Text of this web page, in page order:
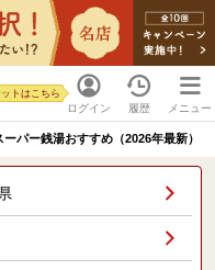
ログイン
トはこちら
履歴 メニュー
パー銭湯おすすめ（2026年最新）